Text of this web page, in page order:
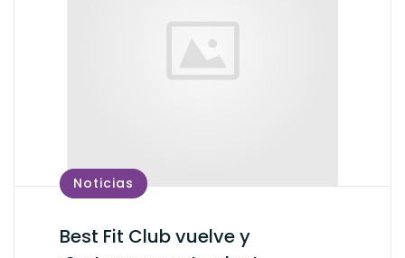
Noticias
Best Fit Club vuelve y